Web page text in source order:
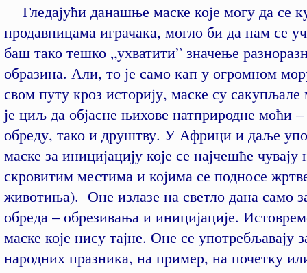
Гледајући данашње маске које могу да се
продавницама играчака, могло би да нам се
баш тако тешко „ухватити” значење
образина. Али, то је само кап у огромном
свом путу кроз историју, маске су сакупљале
је циљ да објасне њихове натприродне моћи
обреду, тако и друштву. У Африци и даље
маске за иницијацију које се најчешће
скровитим местима и којима се подносе
животиња). Оне излазе на светло дана само
обреда – обрезивања и иницијације.
маске које нису тајне. Оне се употребљавају
народних празника, на пример, на почетку